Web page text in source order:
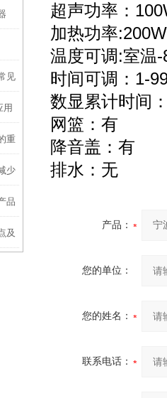
见
用
重
少
品
及
超声功率：
加热功率:200W
温度可调:室温
时间可调：1-
数显累计时间
网篮：有
降音盖：有
排水：无
产品：
您的单位：
您的姓名：
联系电话：